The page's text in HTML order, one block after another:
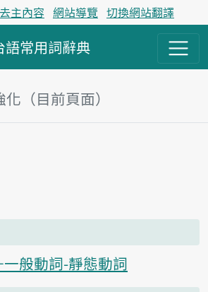
主內容 網站導覽 切換網站翻譯
語常用詞辭典
（目前頁面）
般動詞-靜態動詞